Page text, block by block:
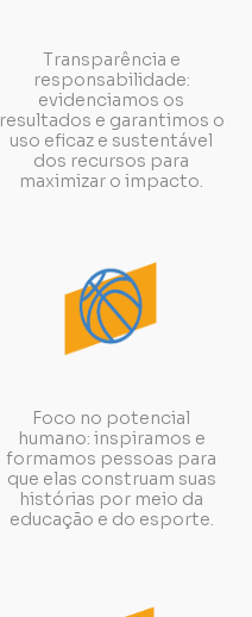
Transparência e
responsabilidade:
evidenciamos os
resultados e garantimos o
uso eficaz e sustentável
dos recursos para
maximizar o impacto.
Foco no potencial
humano: inspiramos e
formamos pessoas para
que elas construam suas
histórias por meio da
educação e do esporte.